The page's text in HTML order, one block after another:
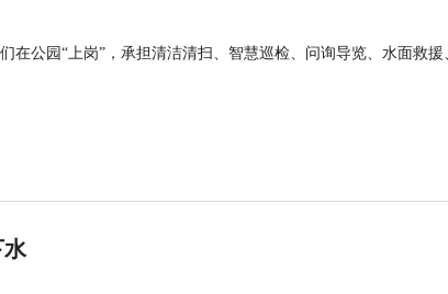
在公园“上岗”，承担清洁清扫、智慧巡检、问询导览、水面救援
水